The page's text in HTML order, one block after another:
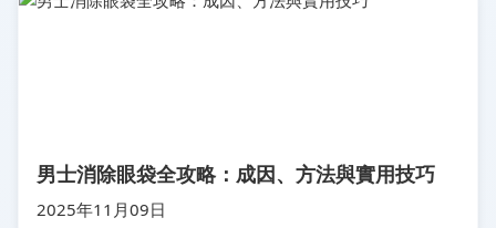
男士消除眼袋全攻略：成因、方法與實用技巧
2025年11月09日